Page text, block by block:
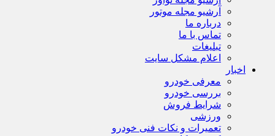
آرشیو مجله موتور
درباره ما
تماس با ما
تبلیغات
اعلام مشکل سایت
اخبار
معرفی خودرو
بررسی خودرو
شرایط فروش
ورزشی
تعمیرات و نکات فنی خودرو